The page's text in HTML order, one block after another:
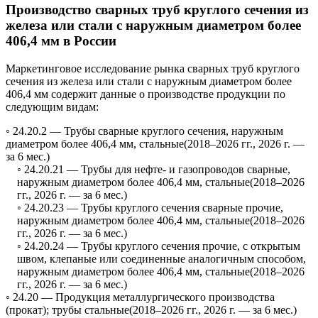
Производство сварных труб круглого сечения из
железа или стали с наружным диаметром более
406,4 мм в России
Маркетинговое исследование рынка сварных труб круглого
сечения из железа или стали с наружным диаметром более
406,4 мм содержит данные о производстве продукции по
следующим видам:
◦ 24.20.2 — Трубы сварные круглого сечения, наружным
диаметром более 406,4 мм, стальные(2018–2026 гг., 2026 г. —
за 6 мес.)
◦ 24.20.21 — Трубы для нефте- и газопроводов сварные,
наружным диаметром более 406,4 мм, стальные(2018–2026
гг., 2026 г. — за 6 мес.)
◦ 24.20.23 — Трубы круглого сечения сварные прочие,
наружным диаметром более 406,4 мм, стальные(2018–2026
гг., 2026 г. — за 6 мес.)
◦ 24.20.24 — Трубы круглого сечения прочие, с открытым
швом, клепаные или соединенные аналогичным способом,
наружным диаметром более 406,4 мм, стальные(2018–2026
гг., 2026 г. — за 6 мес.)
◦ 24.20 — Продукция металлургического производства
(прокат); трубы стальные(2018–2026 гг., 2026 г. — за 6 мес.)